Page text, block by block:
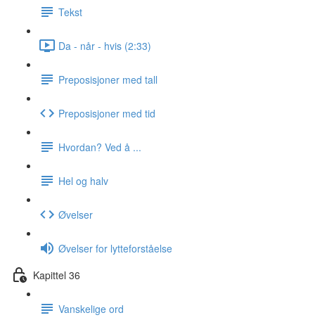
Tekst
Da - når - hvis (2:33)
Preposisjoner med tall
Preposisjoner med tid
Hvordan? Ved å ...
Hel og halv
Øvelser
Øvelser for lytteforståelse
Kapittel 36
Vanskelige ord